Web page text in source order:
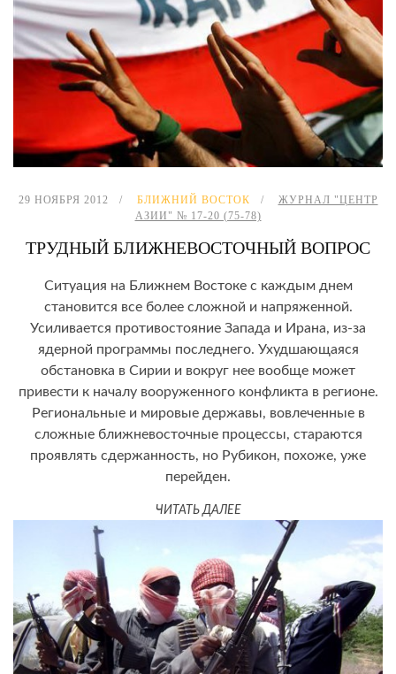
29 НОЯБРЯ 2012 БЛИЖНИЙ ВОСТОК
ЖУРНАЛ "ЦЕНТР
АЗИИ" № 17-20 (75-78)
ТРУДНЫЙ БЛИЖНЕВОСТОЧНЫЙ ВОПРОС
Ситуация на Ближнем Востоке с каждым днем
становится все более сложной и напряженной.
Усиливается противостояние Запада и Ирана, из-за
ядерной программы последнего. Ухудшающаяся
обстановка в Сирии и вокруг нее вообще может
привести к началу вооруженного конфликта в регионе.
Региональные и мировые державы, вовлеченные в
сложные ближневосточные процессы, стараются
проявлять сдержанность, но Рубикон, похоже, уже
перейден.
ЧИТАТЬ ДАЛЕЕ